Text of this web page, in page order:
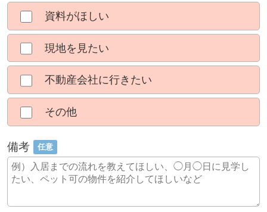
資料がほしい
現地を見たい
不動産会社に行きたい
その他
備考 任意